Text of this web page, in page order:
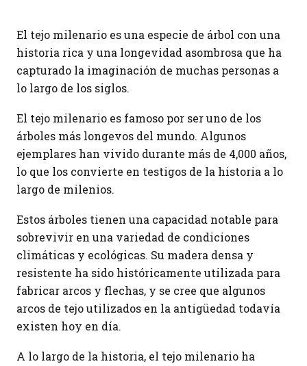
El tejo milenario es una especie de árbol con una
historia rica y una longevidad asombrosa que ha
capturado la imaginación de muchas personas a
lo largo de los siglos.
El tejo milenario es famoso por ser uno de los
árboles más longevos del mundo. Algunos
ejemplares han vivido durante más de 4,000 años,
lo que los convierte en testigos de la historia a lo
largo de milenios.
Estos árboles tienen una capacidad notable para
sobrevivir en una variedad de condiciones
climáticas y ecológicas. Su madera densa y
resistente ha sido históricamente utilizada para
fabricar arcos y flechas, y se cree que algunos
arcos de tejo utilizados en la antigüedad todavía
existen hoy en día.
A lo largo de la historia, el tejo milenario ha